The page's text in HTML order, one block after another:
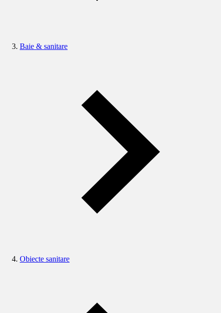
Baie & sanitare
Obiecte sanitare